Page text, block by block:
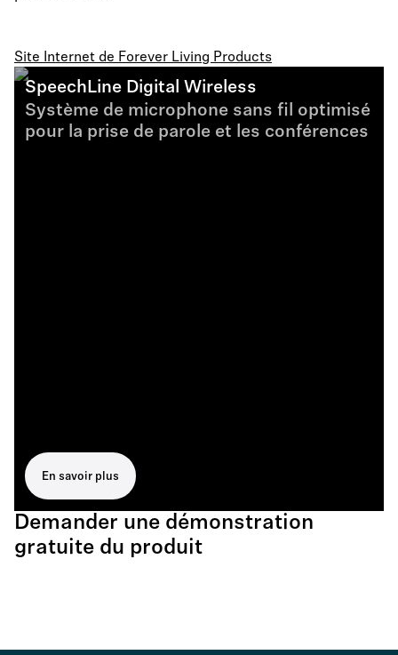
Site Internet de Forever Living Products
SpeechLine Digital Wireless
Système de microphone sans fil optimisé
pour la prise de parole et les conférences
En savoir plus
Demander une démonstration
gratuite du produit